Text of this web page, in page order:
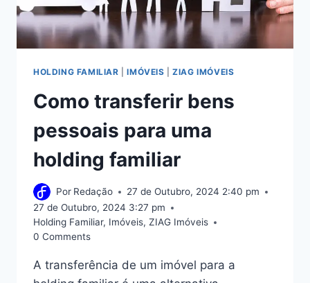
HOLDING FAMILIAR |IMÓVEIS |ZIAG IMÓVEIS
Como transferir bens
pessoais para uma
holding familiar
Por Redação
27 de Outubro, 2024 2:40 pm
27 de Outubro, 2024 3:27 pm
Holding Familiar, Imóveis, ZIAG Imóveis
0 Comments
A transferência de um imóvel para a